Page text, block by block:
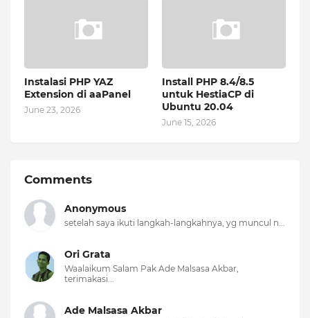
Instalasi PHP YAZ
Extension di aaPanel
June 23, 2026
Install PHP 8.4/8.5
untuk HestiaCP di
Ubuntu 20.04
June 15, 2026
Comments
Anonymous
setelah saya ikuti langkah-langkahnya, yg muncul n...
Ori Grata
Waalaikum Salam Pak Ade Malsasa Akbar,
terimakasi...
Ade Malsasa Akbar